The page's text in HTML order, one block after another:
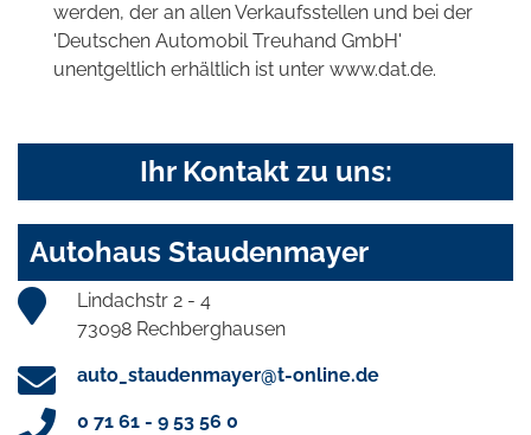
werden, der an allen Verkaufsstellen und bei der
'Deutschen Automobil Treuhand GmbH'
unentgeltlich erhältlich ist unter www.dat.de.
Ihr Kontakt zu uns:
Autohaus Staudenmayer
Lindachstr 2 - 4
73098 Rechberghausen
auto_staudenmayer@t-online.de
0 71 61 - 9 53 56 0